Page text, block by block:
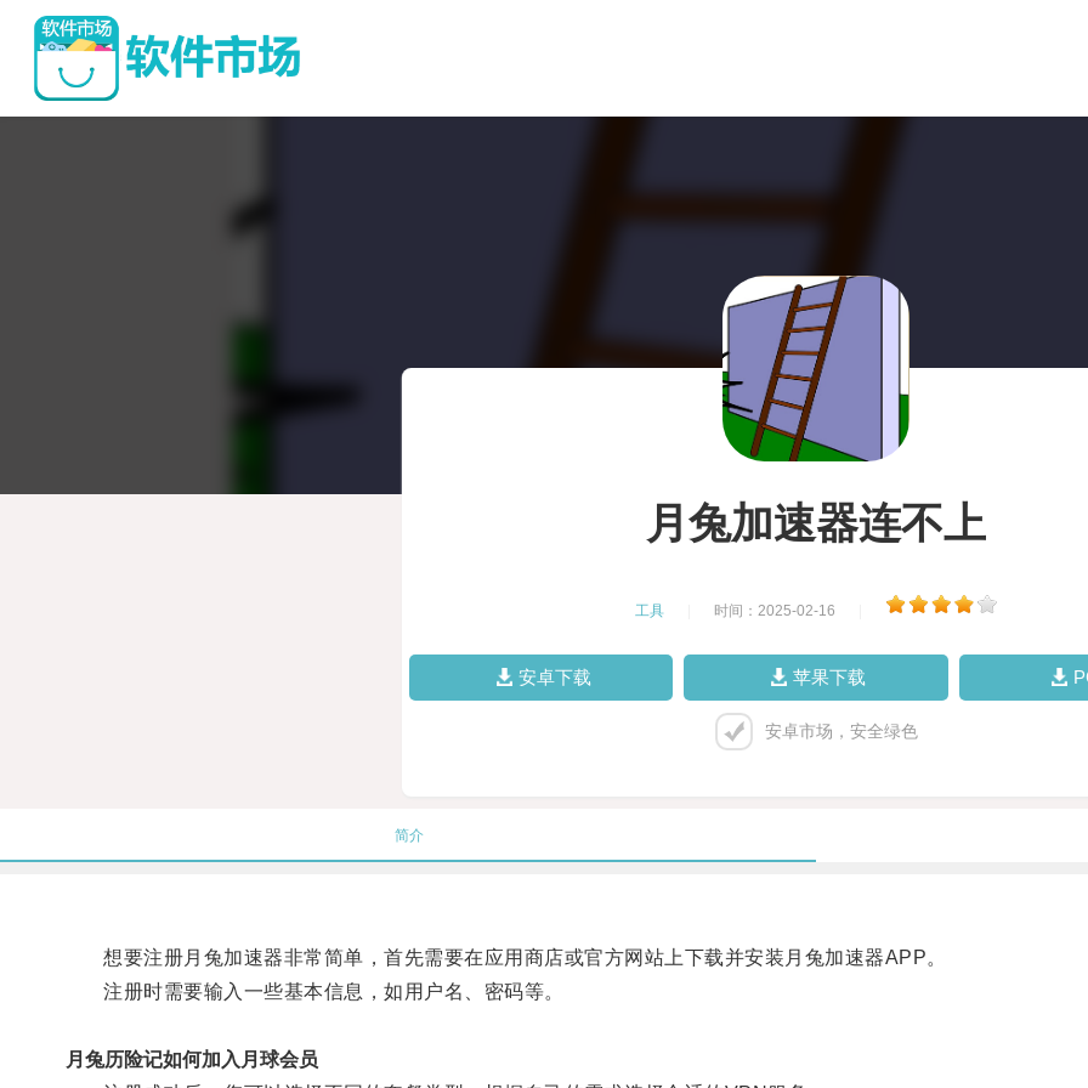
月兔加速器连不上
工具 时间：2025-02-16
安卓下载 苹果下载
安卓市场，安全绿色
简介
想要注册月兔加速器非常简单，首先需要在应用商店或官方网站上下载并安装月兔加速器APP。
注册时需要输入一些基本信息，如用户名、密码等。
月兔历险记如何加入月球会员